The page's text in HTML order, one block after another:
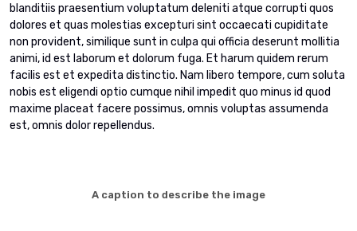
blanditiis praesentium voluptatum deleniti atque corrupti quos
dolores et quas molestias excepturi sint occaecati cupiditate
non provident, similique sunt in culpa qui officia deserunt mollitia
animi, id est laborum et dolorum fuga. Et harum quidem rerum
facilis est et expedita distinctio. Nam libero tempore, cum soluta
nobis est eligendi optio cumque nihil impedit quo minus id quod
maxime placeat facere possimus, omnis voluptas assumenda
est, omnis dolor repellendus.
A caption to describe the image